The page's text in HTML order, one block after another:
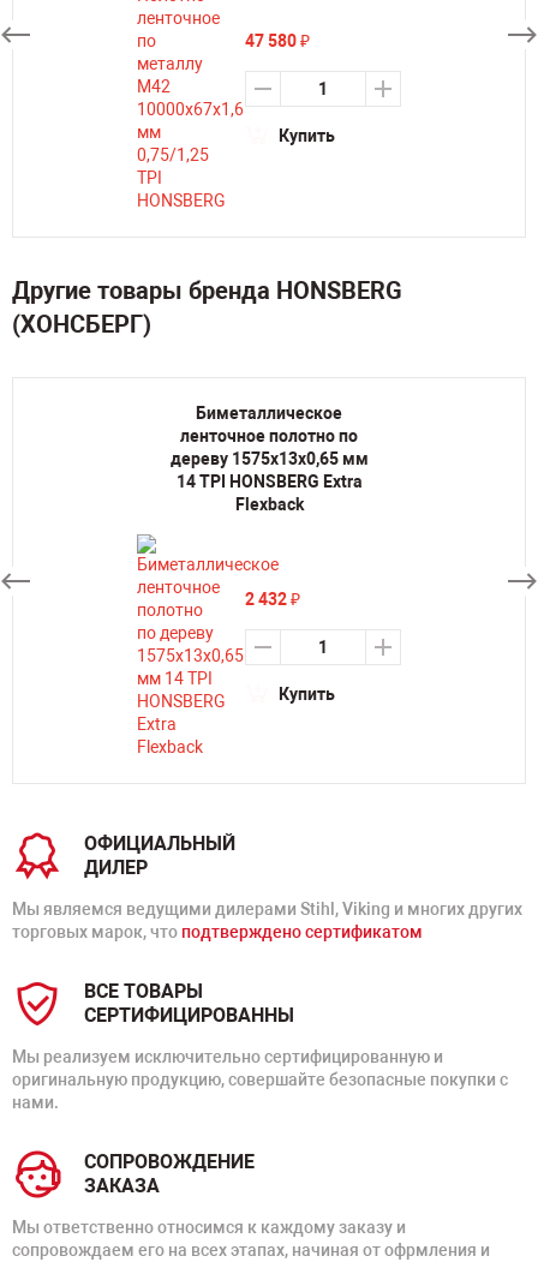
47 580₽
Купить
Другие товары бренда HONSBERG
(ХОНСБЕРГ)
Биметаллическое
ленточное полотно по
дереву 1575х13х0,65 мм
14 TPI HONSBERG Extra
Flexback
2 432₽
Купить
ОФИЦИАЛЬНЫЙ
ДИЛЕР
Мы являемся ведущими дилерами Stihl, Viking и многих других
торговых марок, что подтверждено сертификатом
ВСЕ ТОВАРЫ
СЕРТИФИЦИРОВАННЫ
Мы реализуем исключительно сертифицированную и
оригинальную продукцию, совершайте безопасные покупки с
нами.
СОПРОВОЖДЕНИЕ
ЗАКАЗА
Мы ответственно относимся к каждому заказу и
сопровождаем его на всех этапах, начиная от офрмления и